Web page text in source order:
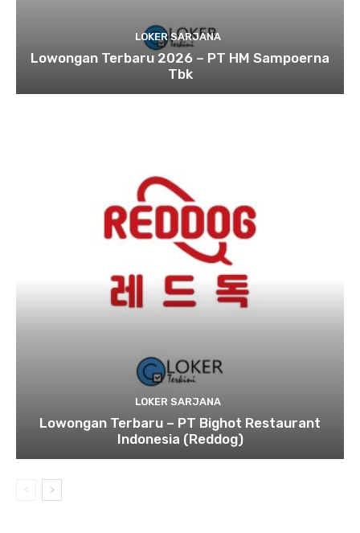
LOKER SARJANA
Lowongan Terbaru 2026 – PT HM Sampoerna
Tbk
LOKER SARJANA
Lowongan Terbaru – PT Bighot Restaurant
Indonesia (Reddog)